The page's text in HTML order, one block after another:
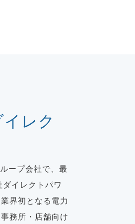
レク
ープ会社で、最
イレクトパワ
界初となる電力
務所・店舗向け